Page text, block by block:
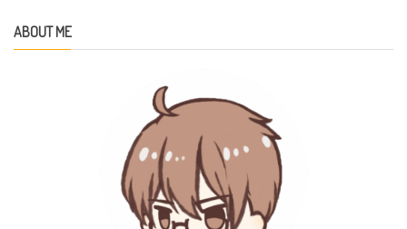
ABOUT ME